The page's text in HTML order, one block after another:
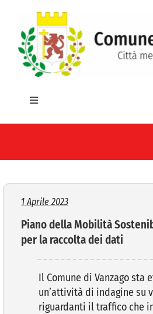
contenuto
Toggle
HOME
IL COMUNE
SERVIZI E UTILITA’
AREE TEMATICHE
VIVERE VANZAGO
1 Aprile 2023
Piano della Mobilità
per la raccolta dei dati
Il Comune di Vanzago sta
un’attività di indagine su
riguardanti il traffico che